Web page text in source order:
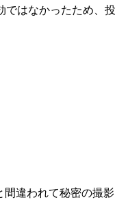
はなかったため
違われて秘密の撮